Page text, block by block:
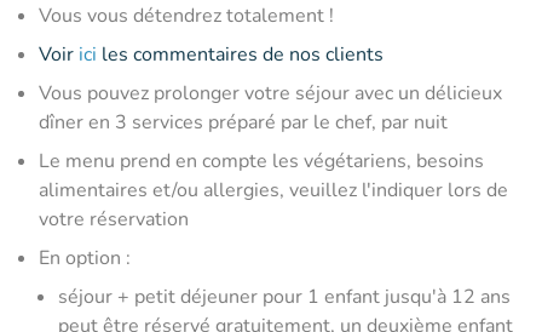
Vous vous détendrez totalement !
Voir ici les commentaires de nos clients
Vous pouvez prolonger votre séjour avec un délicieux
dîner en 3 services préparé par le chef, par nuit
Le menu prend en compte les végétariens, besoins
alimentaires et/ou allergies, veuillez l'indiquer lors de
votre réservation
En option :
séjour + petit déjeuner pour 1 enfant jusqu'à 12 ans
peut être réservé gratuitement, un deuxième enfant